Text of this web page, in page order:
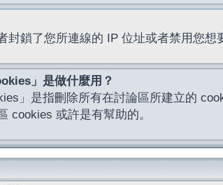
封鎖了您所連線的 IP 位址或者禁用您
」是做什麼用？
」是指刪除所有在討論區所建立的
cookies 或許是有幫助的。